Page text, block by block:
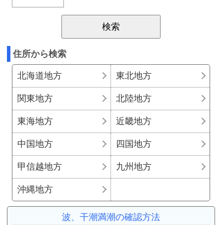
住所から検索
北海道地方 東北地方
関東地方 北陸地方
東海地方 近畿地方
中国地方 四国地方
甲信越地方 九州地方
沖縄地方
波、干潮満潮の確認方法